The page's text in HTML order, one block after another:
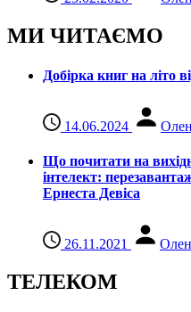
МИ ЧИТАЄМО
Добірка книг на літо
14.06.2024
Що почитати на
інтелект:
Ернеста Девіса
26.11.2021
ТЕЛЕКОМ